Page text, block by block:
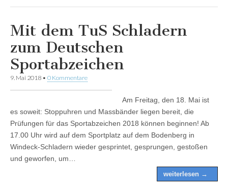
Mit dem TuS Schladern
zum Deutschen
Sportabzeichen
9. Mai 2018 • 0 Kommentare
Am Freitag, den 18. Mai ist
es soweit: Stoppuhren und Massbänder liegen bereit, die
Prüfungen für das Sportabzeichen 2018 können beginnen! Ab
17.00 Uhr wird auf dem Sportplatz auf dem Bodenberg in
Windeck-Schladern wieder gesprintet, gesprungen, gestoßen
und geworfen, um…
weiterlesen →